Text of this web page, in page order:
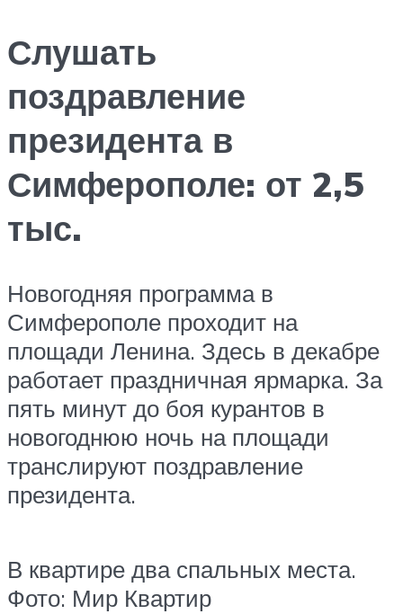
Слушать
поздравление
президента в
Симферополе: от 2,5
тыс.
Новогодняя программа в
Симферополе проходит на
площади Ленина. Здесь в декабре
работает праздничная ярмарка. За
пять минут до боя курантов в
новогоднюю ночь на площади
транслируют поздравление
президента.
В квартире два спальных места.
Фото: Мир Квартир